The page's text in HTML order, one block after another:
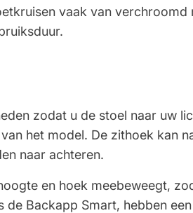
vaak van verchroomd
zodat u de stoel naar uw
het model. De zithoek kan
naar achteren.
en hoek meebeweegt,
Backapp Smart, hebben